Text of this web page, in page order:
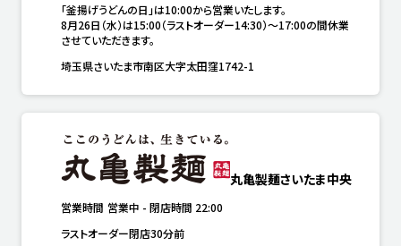
「釜揚げうどんの日」は10:00から営業いたします。
8月26日（水）は15:00（ラストオーダー14:30）～17:00の間休業
させていただきます。
埼玉県さいたま市南区大字太田窪1742-1
丸亀製麺さいたま中央
営業時間 営業中 - 閉店時間 22:00
ラストオーダー閉店30分前